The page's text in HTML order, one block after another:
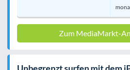
Zum MediaMarkt-